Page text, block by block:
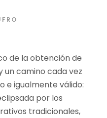
de la obtención de
un camino cada vez
e igualmente válido:
por los
tradicionales,